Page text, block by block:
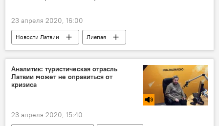
23 апреля 2020, 16:00
Новости Латвии
Лиепая
образование
Валерий Агешин
Аналитик: туристическая отрасль
Латвии может не оправиться от
кризиса
23 апреля 2020, 15:40